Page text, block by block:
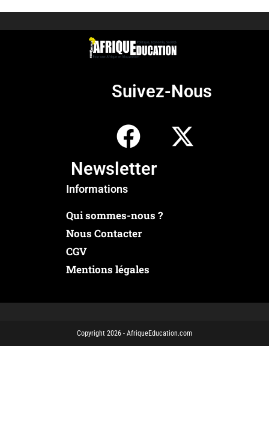
Suivez-Nous
Newsletter
Informations
Qui sommes-nous ?
Nous Contacter
CGV
Mentions légales
Copyright 2026 - AfriqueEducation.com